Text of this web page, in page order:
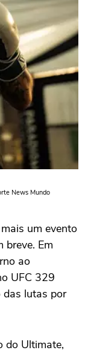
News Mundo
um evento
breve. Em
ao
UFC 329
das lutas por
do Ultimate,